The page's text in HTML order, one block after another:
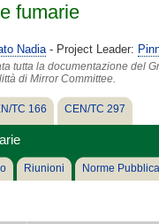
fumarie
Nadia- Project Leader:
tutta la documentazione del
di Mirror Committee.
TC 166 CEN/TC 297
Riunioni Norme